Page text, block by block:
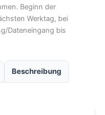
Beginn der
Werktag, bei
Dateneingang bis
Beschreibung